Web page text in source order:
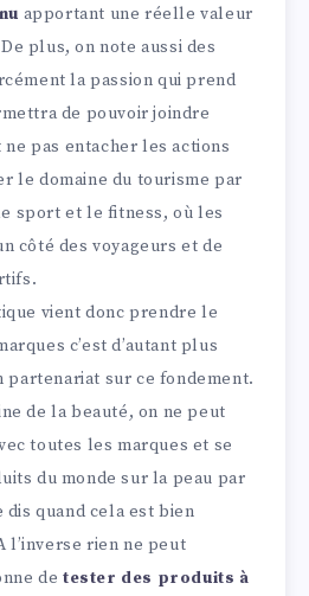
apportant une réelle valeur
plus, on note aussi des
la passion qui prend
de pouvoir joindre
ne pas entacher les actions
le domaine du tourisme par
sport et le fitness, où les
côté des voyageurs et de
vient donc prendre le
c’est d’autant plus
partenariat sur ce fondement.
de la beauté, on ne peut
toutes les marques et se
du monde sur la peau par
quand cela est bien
l’inverse rien ne peut
de tester des produits à